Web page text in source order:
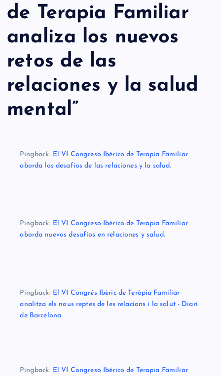
de Terapia Familiar
analiza los nuevos
retos de las
relaciones y la salud
mental”
Pingback: El VI Congreso Ibérico de Terapia Familiar
aborda los desafíos de las relaciones y la salud.
Pingback: El VI Congreso Ibérico de Terapia Familiar
aborda nuevos desafíos en relaciones y salud.
Pingback: El VI Congrés Ibèric de Teràpia Familiar
analitza els nous reptes de les relacions i la salut - Diari
de Barcelona
Pingback: El VI Congreso Ibérico de Terapia Familiar